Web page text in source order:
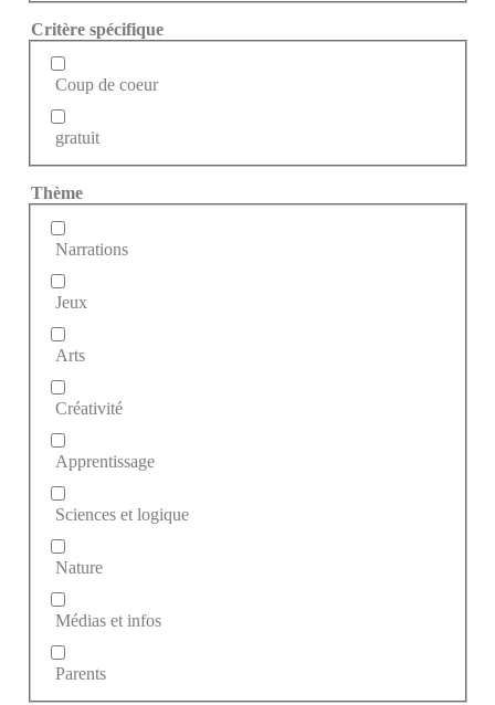
Critère spécifique
Coup de coeur
gratuit
Thème
Narrations
Jeux
Arts
Créativité
Apprentissage
Sciences et logique
Nature
Médias et infos
Parents